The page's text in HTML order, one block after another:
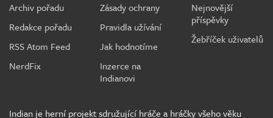
Archiv pořadu
Redakce pořadu
RSS Atom Feed
NerdFix
Zásady ochrany
Pravidla užívání
Jak hodnotíme
Inzerce na
Indianovi
Nejnovější
příspěvky
Žebříček uživatelů
Indian je herní projekt sdružující hráče a hráčky všeho věku